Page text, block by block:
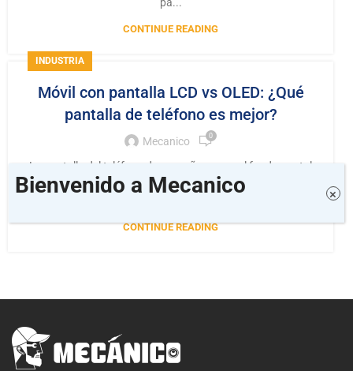
CONTINUE READING
INDUSTRIA
Móvil con pantalla LCD vs OLED: ¿Qué
pantalla de teléfono es mejor?
Mecanico 0
La pantalla del teléfono desempeña un papel fundamental
en cómo experimentamos un smartphone, ya sea para
CONTINUE READING
Bienvenido a Mecanico ×